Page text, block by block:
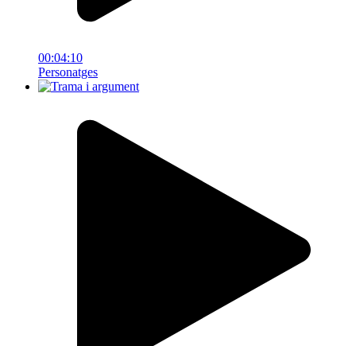
00:04:10
Personatges